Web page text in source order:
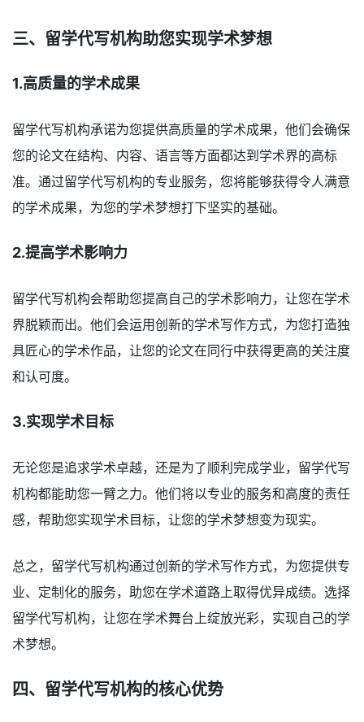
三、留学代写机构助您实现学术梦想
1.高质量的学术成果
留学代写机构承诺为您提供高质量的学术成果，他们会确保
您的论文在结构、内容、语言等方面都达到学术界的高标
准。通过留学代写机构的专业服务，您将能够获得令人满意
的学术成果，为您的学术梦想打下坚实的基础。
2.提高学术影响力
留学代写机构会帮助您提高自己的学术影响力，让您在学术
界脱颖而出。他们会运用创新的学术写作方式，为您打造独
具匠心的学术作品，让您的论文在同行中获得更高的关注度
和认可度。
3.实现学术目标
无论您是追求学术卓越，还是为了顺利完成学业，留学代写
机构都能助您一臂之力。他们将以专业的服务和高度的责任
感，帮助您实现学术目标，让您的学术梦想变为现实。
总之，留学代写机构通过创新的学术写作方式，为您提供专
业、定制化的服务，助您在学术道路上取得优异成绩。选择
留学代写机构，让您在学术舞台上绽放光彩，实现自己的学
术梦想。
四、留学代写机构的核心优势